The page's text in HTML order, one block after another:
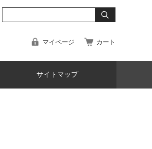
マイページ カート
サイトマップ